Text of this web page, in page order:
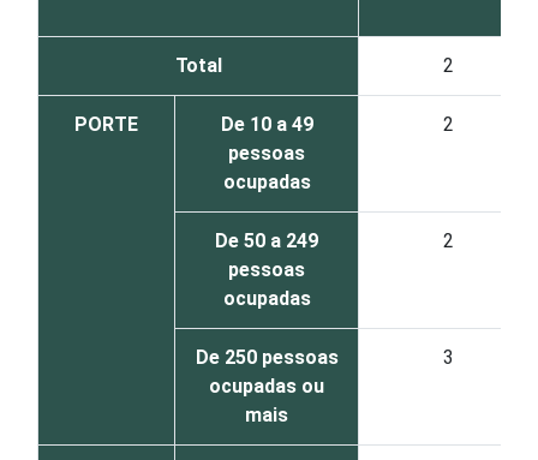
Total 2
PORTE
De 10 a 49
pessoas
ocupadas
2
De 50 a 249
pessoas
ocupadas
2
De 250 pessoas
ocupadas ou
mais
3